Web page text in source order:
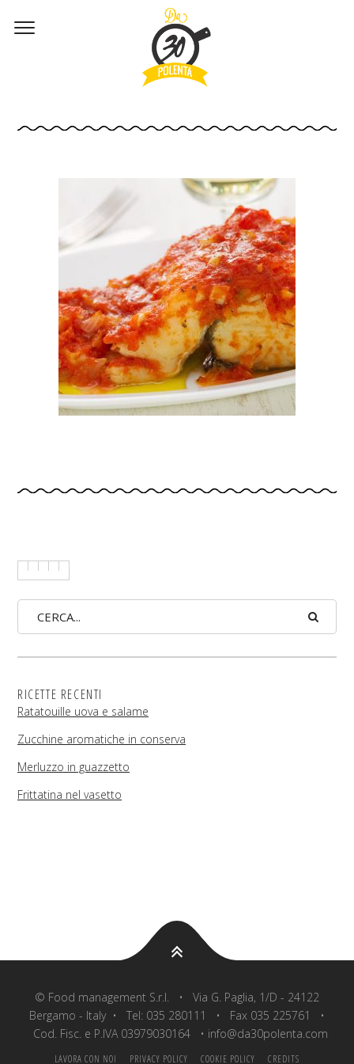
MERLUZZO-GUAZZETTO
RICETTE RECENTI
Ratatouille uova e salame
Zucchine aromatiche in conserva
Merluzzo in guazzetto
Frittatina nel vasetto
© Food management S.r.l. • Via G. Paglia, 1/D - 24122
Bergamo - Italy • Tel: 035 280111 • Fax 035 225761 •
Cod. Fisc. e P.IVA 03979030164 • info@da30polenta.com
LAVORA CON NOI PRIVACY POLICY COOKIE POLICY CREDITS